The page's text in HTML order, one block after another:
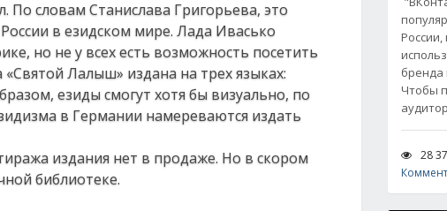
По словам Станислава Григорьева, это
в езидском мире. Лада Ивасько
но не у всех есть возможность посетить
Лалыш» издана на трех языках:
езиды смогут хотя бы визуально, по
в Германии намереваются издать
издания нет в продаже. Но в скором
библиотеке.
бренда
Чтобы
28